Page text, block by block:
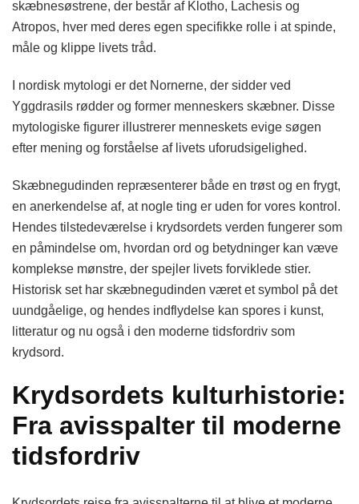
skæbnesøstrene, der består af Klotho, Lachesis og
Atropos, hver med deres egen specifikke rolle i at spinde,
måle og klippe livets tråd.
I nordisk mytologi er det Nornerne, der sidder ved
Yggdrasils rødder og former menneskers skæbner. Disse
mytologiske figurer illustrerer menneskets evige søgen
efter mening og forståelse af livets uforudsigelighed.
Skæbnegudinden repræsenterer både en trøst og en frygt,
en anerkendelse af, at nogle ting er uden for vores kontrol.
Hendes tilstedeværelse i krydsordets verden fungerer som
en påmindelse om, hvordan ord og betydninger kan væve
komplekse mønstre, der spejler livets forviklede stier.
Historisk set har skæbnegudinden været et symbol på det
uundgåelige, og hendes indflydelse kan spores i kunst,
litteratur og nu også i den moderne tidsfordriv som
krydsord.
Krydsordets kulturhistorie:
Fra avisspalter til moderne
tidsfordriv